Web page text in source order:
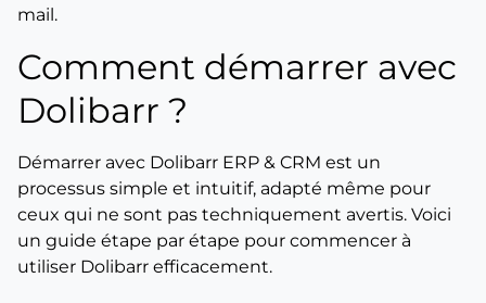
mail.
Comment démarrer avec
Dolibarr ?
Démarrer avec Dolibarr ERP & CRM est un
processus simple et intuitif, adapté même pour
ceux qui ne sont pas techniquement avertis. Voici
un guide étape par étape pour commencer à
utiliser Dolibarr efficacement.